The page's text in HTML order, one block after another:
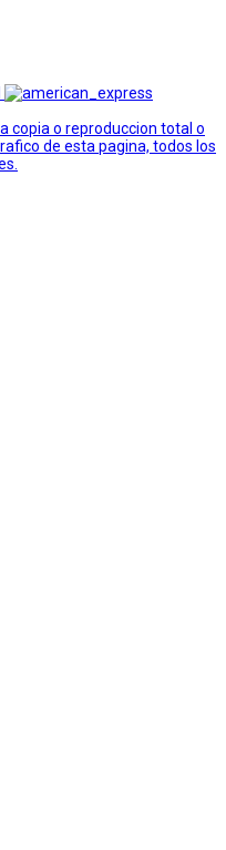
copia o reproduccion total o
de esta pagina, todos los